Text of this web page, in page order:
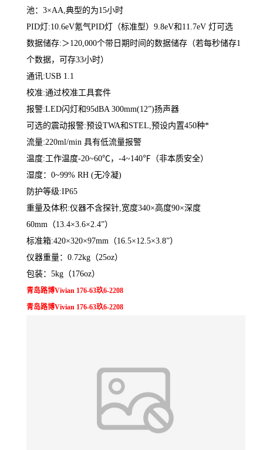
池：3×AA,典型的为15小时
PID灯:10.6eV氪气PID灯（标准型）9.8eV和11.7eV 灯可选
数据储存:＞120,000个带日期时间的数据储存（若每秒储存1
个数据，可存33小时）
通讯:USB 1.1
校准:通过校准工具套件
报警:LED闪灯和95dBA 300mm(12”)扬声器
可选的震动报警:预设TWA和STEL,预设内置450种*
流量:220ml/min 具有低流量报警
温度:工作温度-20~60℃，-4~140℉（非本质安全）
湿度：0~99% RH (无冷凝)
防护等级:IP65
重量及体积:仪器不含探针,宽度340×高度90×深度
60mm（13.4×3.6×2.4”）
标准箱:420×320×97mm（16.5×12.5×3.8”）
仪器重量：0.72kg（25oz）
包装：5kg（176oz）
青岛路博Vivian 176-63玖6-2208
青岛路博Vivian 176-63玖6-2208